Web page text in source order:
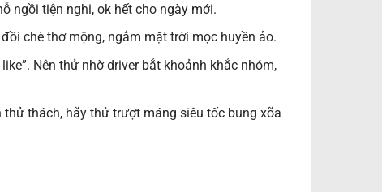
ngồi tiện nghi, ok hết cho ngày mới.
chè thơ mộng, ngắm mặt trời mọc huyền ảo.
Nên thử nhờ driver bắt khoảnh khắc nhóm,
thử thách, hãy thử trượt máng siêu tốc bung xõa